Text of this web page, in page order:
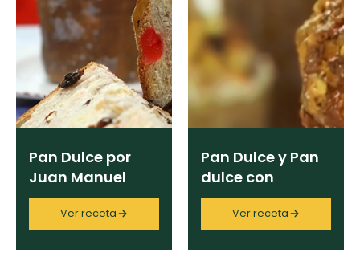
Pan Dulce por
Juan Manuel
Herrera
Ver receta
Pan Dulce y Pan
dulce con
frangipane
Ver receta